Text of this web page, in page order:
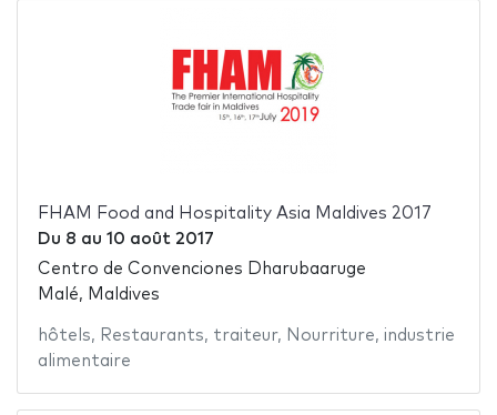
FHAM Food and Hospitality Asia Maldives 2017
Du 8 au 10 août 2017
Centro de Convenciones Dharubaaruge
Malé, Maldives
hôtels, Restaurants, traiteur, Nourriture, industrie
alimentaire